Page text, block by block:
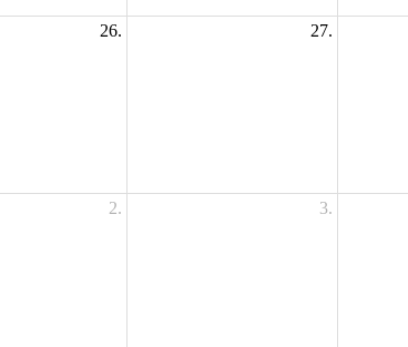
26. 27.
2. 3.